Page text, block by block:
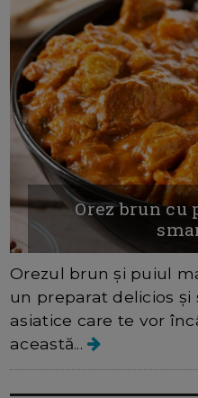
Orez brun cu
Orezul brun și puiul
un preparat delicios și
asiatice care te vor
această...